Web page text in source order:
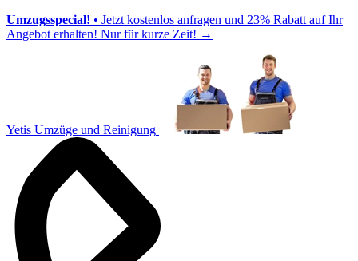
Umzugsspecial! • Jetzt kostenlos anfragen und 23% Rabatt auf Ihr
Angebot erhalten! Nur für kurze Zeit! →
Yetis Umzüge und Reinigung